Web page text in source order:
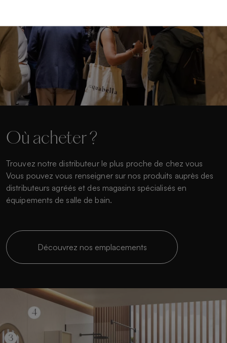
Où acheter ?
Trouvez notre distributeur le plus proche de chez vous
Vous pouvez vous renseigner sur nos produits auprès des
distributeurs agréés et des magasins spécialisés en
équipements de salle de bain.
Découvrez nos emplacements